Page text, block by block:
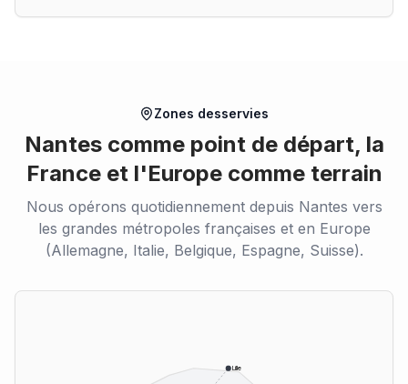
Zones desservies
Nantes comme point de départ, la
France et l'Europe comme terrain
Nous opérons quotidiennement depuis Nantes vers
les grandes métropoles françaises et en Europe
(Allemagne, Italie, Belgique, Espagne, Suisse).
Lille